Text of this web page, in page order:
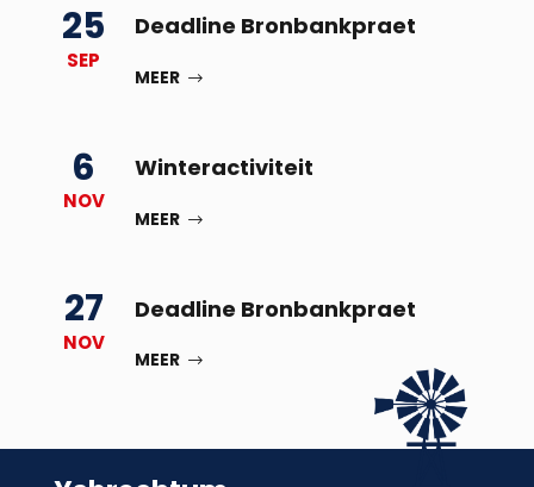
25
SEP
Deadline Bronbankpraet
MEER
6
NOV
Winteractiviteit
MEER
27
NOV
Deadline Bronbankpraet
MEER